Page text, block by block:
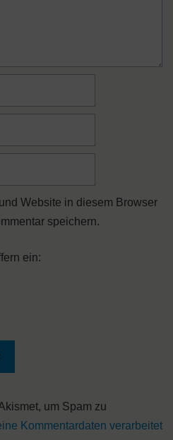
Website in diesem Browser
speichern.
ein:
um Spam zu
Kommentardaten verarbeitet